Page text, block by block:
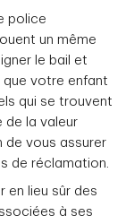
police
un même
le bail et
que votre enfant
qui se trouvent
de la valeur
de vous assurer
de réclamation.
en lieu sûr des
à ses